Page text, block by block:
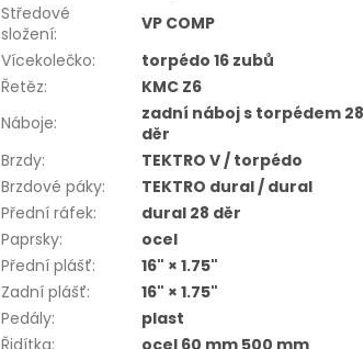
Středové
složení:
VP COMP
Vícekolečko:
torpédo 16 zubů
Řetěz:
KMC Z6
Náboje:
zadní náboj s torpédem 28
děr
Brzdy:
TEKTRO V / torpédo
Brzdové páky:
TEKTRO dural / dural
Přední ráfek:
dural 28 děr
Paprsky:
ocel
Přední plášť:
16" × 1.75"
Zadní plášť:
16" × 1.75"
Pedály:
plast